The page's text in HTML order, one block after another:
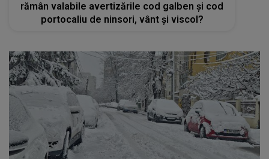
rămân valabile avertizările cod galben și cod
portocaliu de ninsori, vânt și viscol?